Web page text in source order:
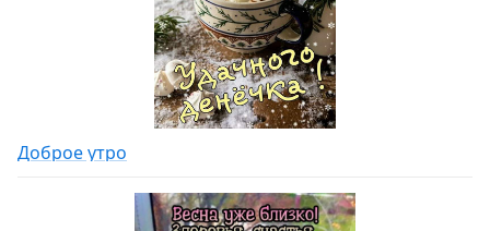
Доброе утро